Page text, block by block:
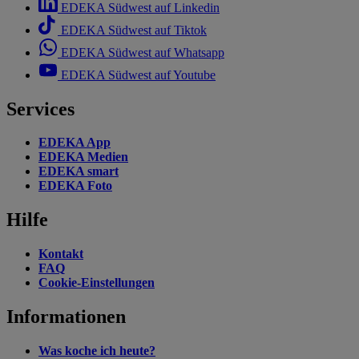
EDEKA Südwest auf Linkedin
EDEKA Südwest auf Tiktok
EDEKA Südwest auf Whatsapp
EDEKA Südwest auf Youtube
Services
EDEKA App
EDEKA Medien
EDEKA smart
EDEKA Foto
Hilfe
Kontakt
FAQ
Cookie-Einstellungen
Informationen
Was koche ich heute?